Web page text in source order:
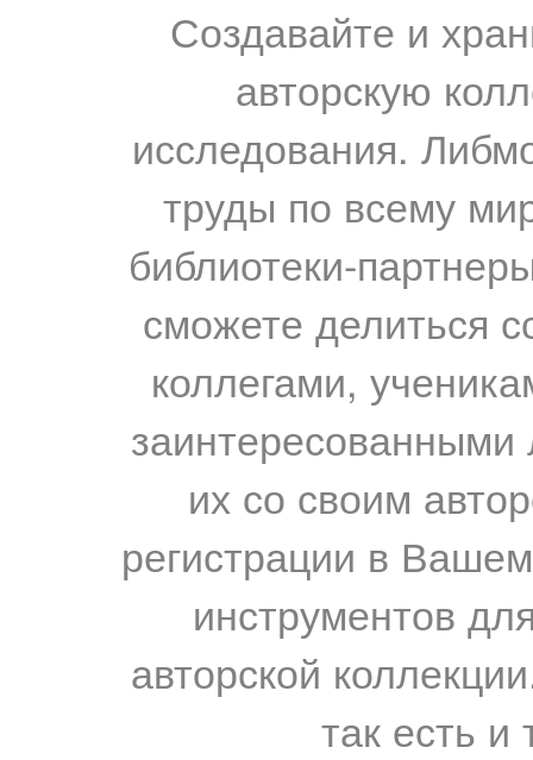
Создавайте и
авторскую
исследования.
труды по всему
библиотеки-
сможете делиться
коллегами,
их со своим
регистрации в
инструментов
авторской
так есть и